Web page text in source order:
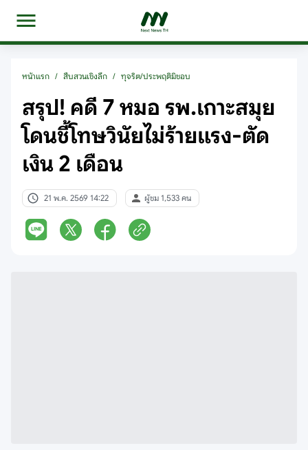
หน้าแรก / สืบสวนเชิงลึก / ทุจริต/ประพฤติมิชอบ
สรุป! คดี 7 หมอ รพ.เกาะสมุย
โดนชี้โทษวินัยไม่ร้ายแรง-ตัด
เงิน 2 เดือน
21 พ.ค. 2569 14:22 ผู้ชม 1,533 คน